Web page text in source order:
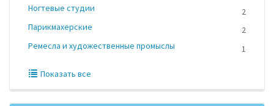
Ногтевые студии
2
Парикмахерские
2
Ремесла и художественные промыслы
1
Показать все